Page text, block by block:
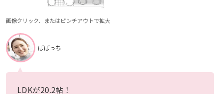
画像クリック、またはピンチアウトで拡大
ばばっち
LDKが20.2帖！